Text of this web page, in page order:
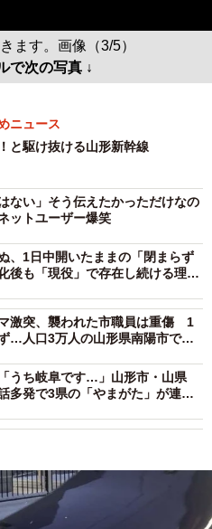
ます。画像（3/5）
で次の写真 ↓
ニュース
と駆け抜ける山形新幹線
ない」そう伝えたかっただけなの
ットユーザー爆笑
、1日中開いたままの「閉まらず
も「現役」で存在し続ける理由
激突、襲われた市職員は重傷 1
…人口3万人の山形県南陽市で警
うち岐阜です…」山形市・山県
多発で3県の「やまがた」が連携